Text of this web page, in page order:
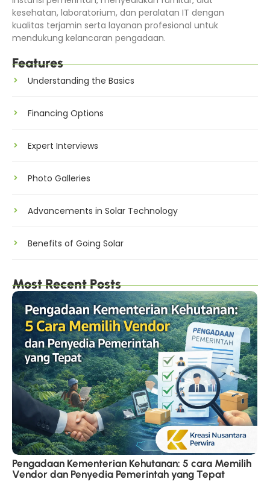
kesehatan, laboratorium, dan peralatan IT dengan
kualitas terjamin serta layanan profesional untuk
mendukung kelancaran pengadaan.
Features
Understanding the Basics
Financing Options
Expert Interviews
Photo Galleries
Advancements in Solar Technology
Benefits of Going Solar
Most Recent Posts
Pengadaan Kementerian Kehutanan: 5 cara Memilih
Vendor dan Penyedia Pemerintah yang Tepat